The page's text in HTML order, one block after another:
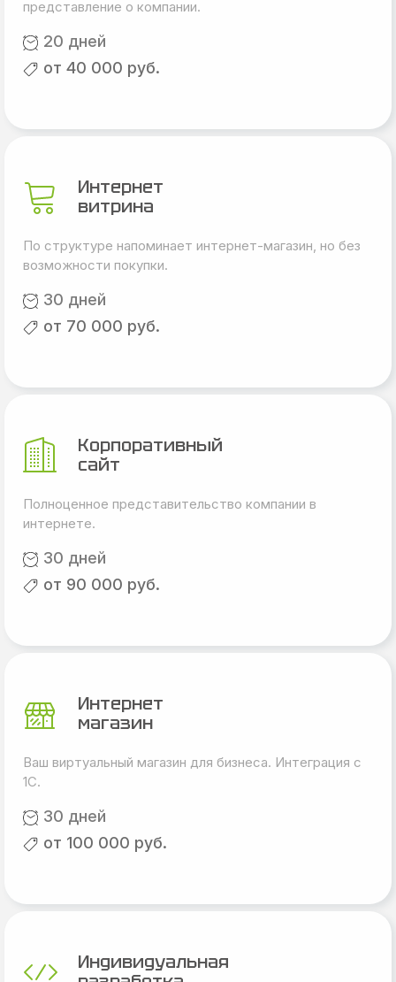
представление о компании.
20 дней
от 40 000 руб.
Интернет
витрина
По структуре напоминает интернет-магазин, но без
возможности покупки.
30 дней
от 70 000 руб.
Корпоративный
сайт
Полноценное представительство компании в
интернете.
30 дней
от 90 000 руб.
Интернет
магазин
Ваш виртуальный магазин для бизнеса. Интеграция с
1С.
30 дней
от 100 000 руб.
Индивидуальная